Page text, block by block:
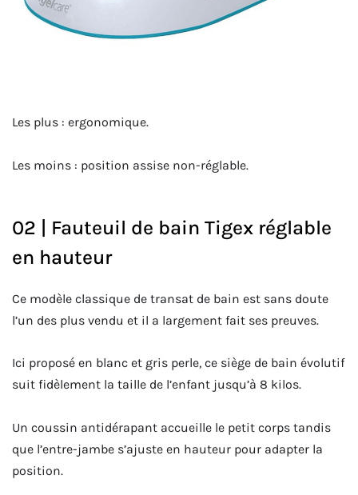
Les plus : ergonomique.
Les moins : position assise non-réglable.
02 | Fauteuil de bain Tigex réglable
en hauteur
Ce modèle classique de transat de bain est sans doute
l’un des plus vendu et il a largement fait ses preuves.
Ici proposé en blanc et gris perle, ce siège de bain évolutif
suit fidèlement la taille de l’enfant jusqu’à 8 kilos.
Un coussin antidérapant accueille le petit corps tandis
que l’entre-jambe s’ajuste en hauteur pour adapter la
position.